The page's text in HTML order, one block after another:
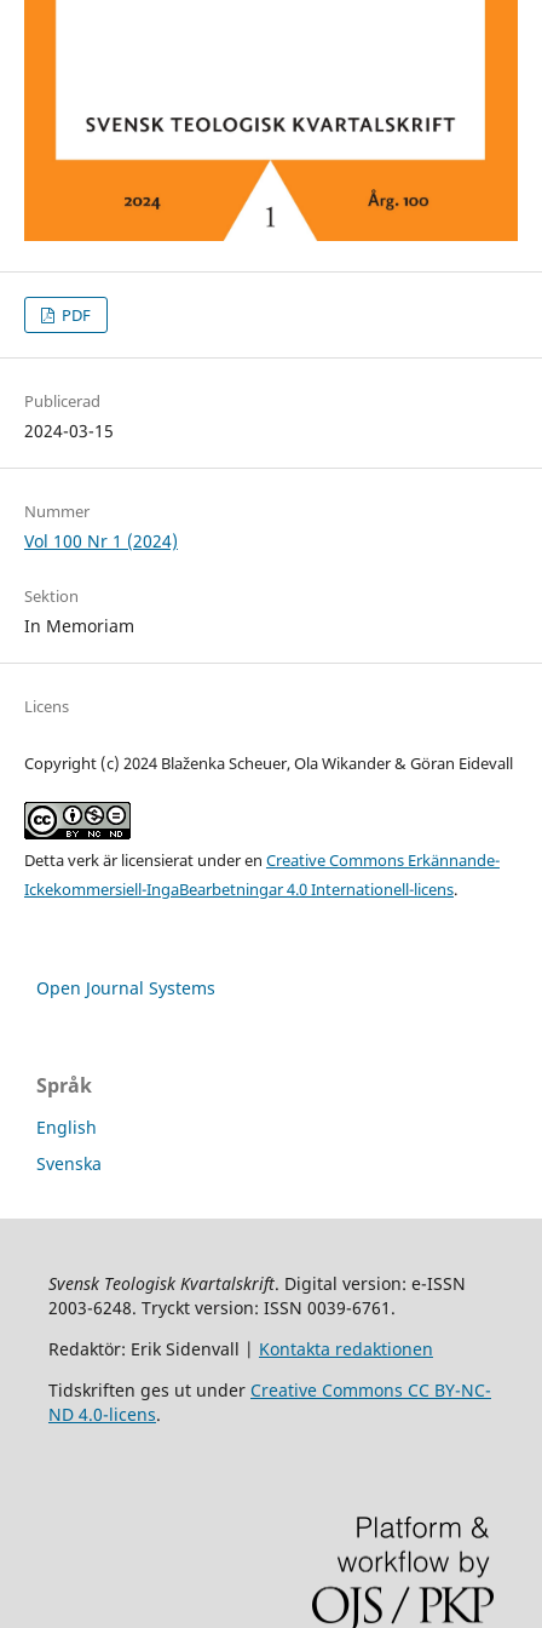
PDF
Publicerad
2024-03-15
Nummer
Vol 100 Nr 1 (2024)
Sektion
In Memoriam
Licens
Copyright (c) 2024 Blaženka Scheuer, Ola Wikander & Göran Eidevall
Detta verk är licensierat under en Creative Commons Erkännande-
Ickekommersiell-IngaBearbetningar 4.0 Internationell-licens.
Open Journal Systems
Språk
English
Svenska
Svensk Teologisk Kvartalskrift. Digital version: e-ISSN
2003-6248. Tryckt version: ISSN 0039-6761.
Redaktör: Erik Sidenvall | Kontakta redaktionen
Tidskriften ges ut under Creative Commons CC BY-NC-
ND 4.0-licens.